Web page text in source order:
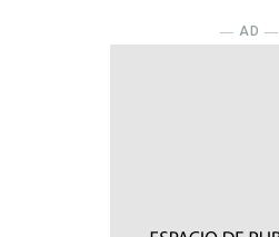
― AD ―